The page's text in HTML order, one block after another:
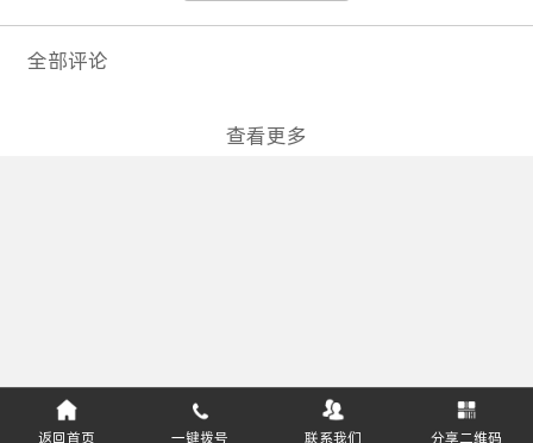
全部评论
查看更多
返回首页 一键拨号 联系我们 分享二维码